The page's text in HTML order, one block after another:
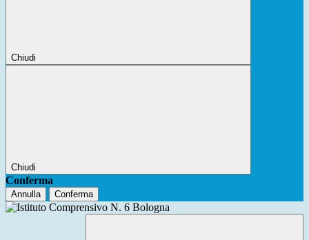
Chiudi
Chiudi
Conferma
Annulla Conferma